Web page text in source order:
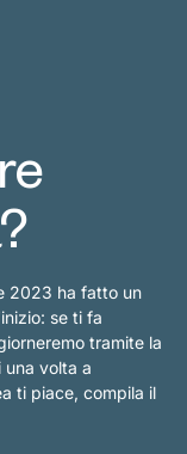
2023 ha fatto un
se ti fa
tramite la
una volta a
ti piace, compila il